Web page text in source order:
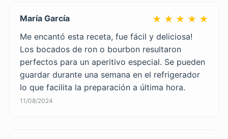
María García ★ ★ ★ ★ ★
Me encantó esta receta, fue fácil y deliciosa!
Los bocados de ron o bourbon resultaron
perfectos para un aperitivo especial. Se pueden
guardar durante una semana en el refrigerador
lo que facilita la preparación a última hora.
11/08/2024